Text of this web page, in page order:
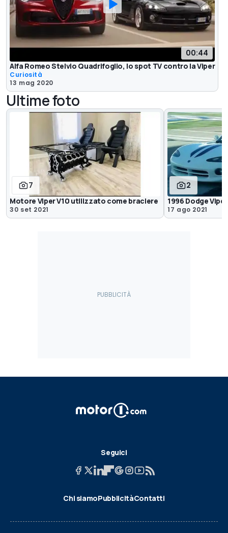
00:44
Alfa Romeo Stelvio Quadrifoglio, lo spot TV contro la Viper
Curiosità
13 mag 2020
Ultime foto
7
Motore Viper V10 utilizzato come braciere
30 set 2021
2
1996 Dodge
17 ago 2021
Seguici
Chi siamoPubblicitàContatti